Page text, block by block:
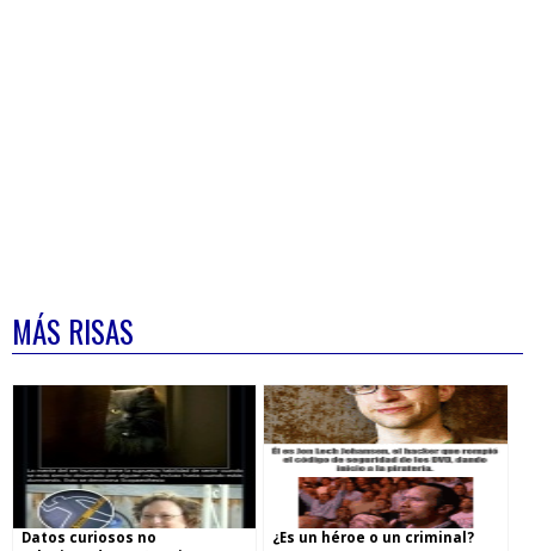
MÁS RISAS
Datos curiosos no
¿Es un héroe o un criminal?